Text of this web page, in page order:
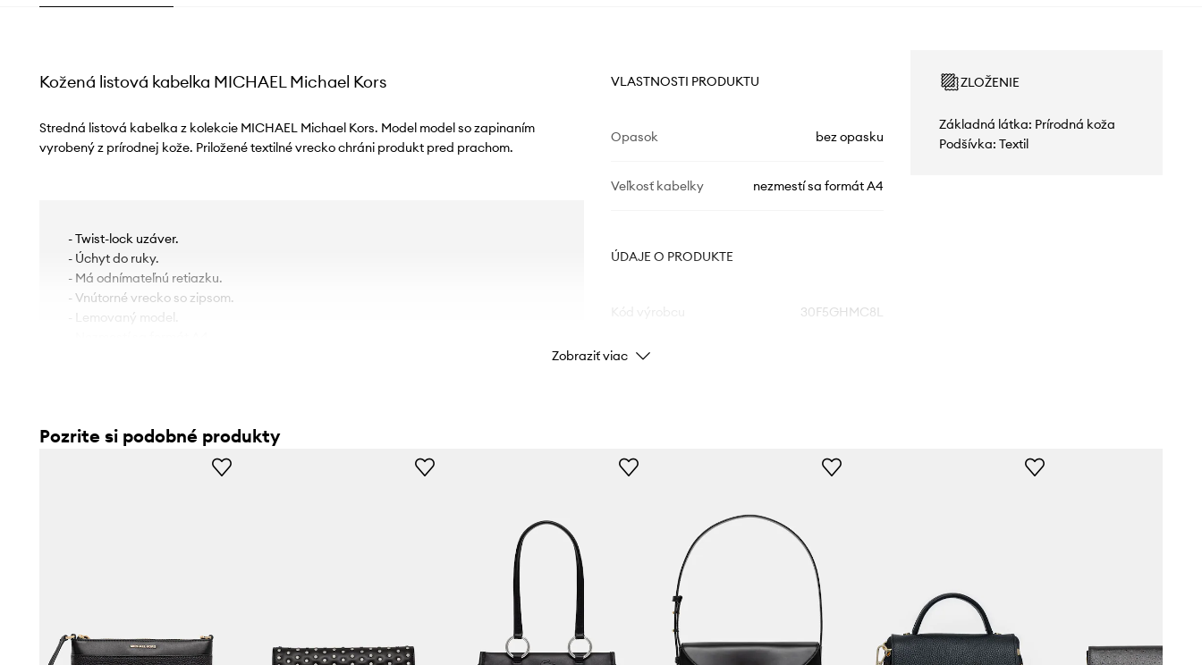
Kožená listová kabelka MICHAEL Michael Kors
Stredná listová kabelka z kolekcie MICHAEL Michael Kors. Model model so zapinaním
vyrobený z prírodnej kože. Priložené textilné vrecko chráni produkt pred prachom.
- Twist-lock uzáver.
- Úchyt do ruky.
- Má odnímateľnú retiazku.
- Vnútorné vrecko so zipsom.
- Lemovaný model.
VLASTNOSTI PRODUKTU
Opasok bez opasku
Veľkosť kabelky nezmestí sa formát A4
ÚDAJE O PRODUKTE
30F5GHMC8L
Farba
Výrobca
ZLOŽENIE
Základná látka: Prírodná koža
Podšívka: Textil
Zobraziť viac
Pozrite si podobné produkty